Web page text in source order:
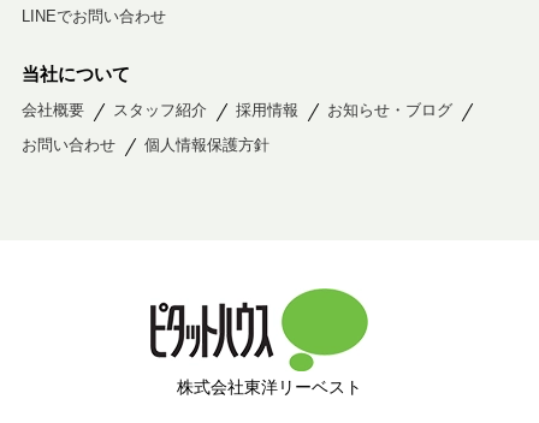
LINEでお問い合わせ
当社について
会社概要 スタッフ紹介 採用情報
お知らせ・ブログ
お問い合わせ
個人情報保護方針
株式会社東洋リーベスト